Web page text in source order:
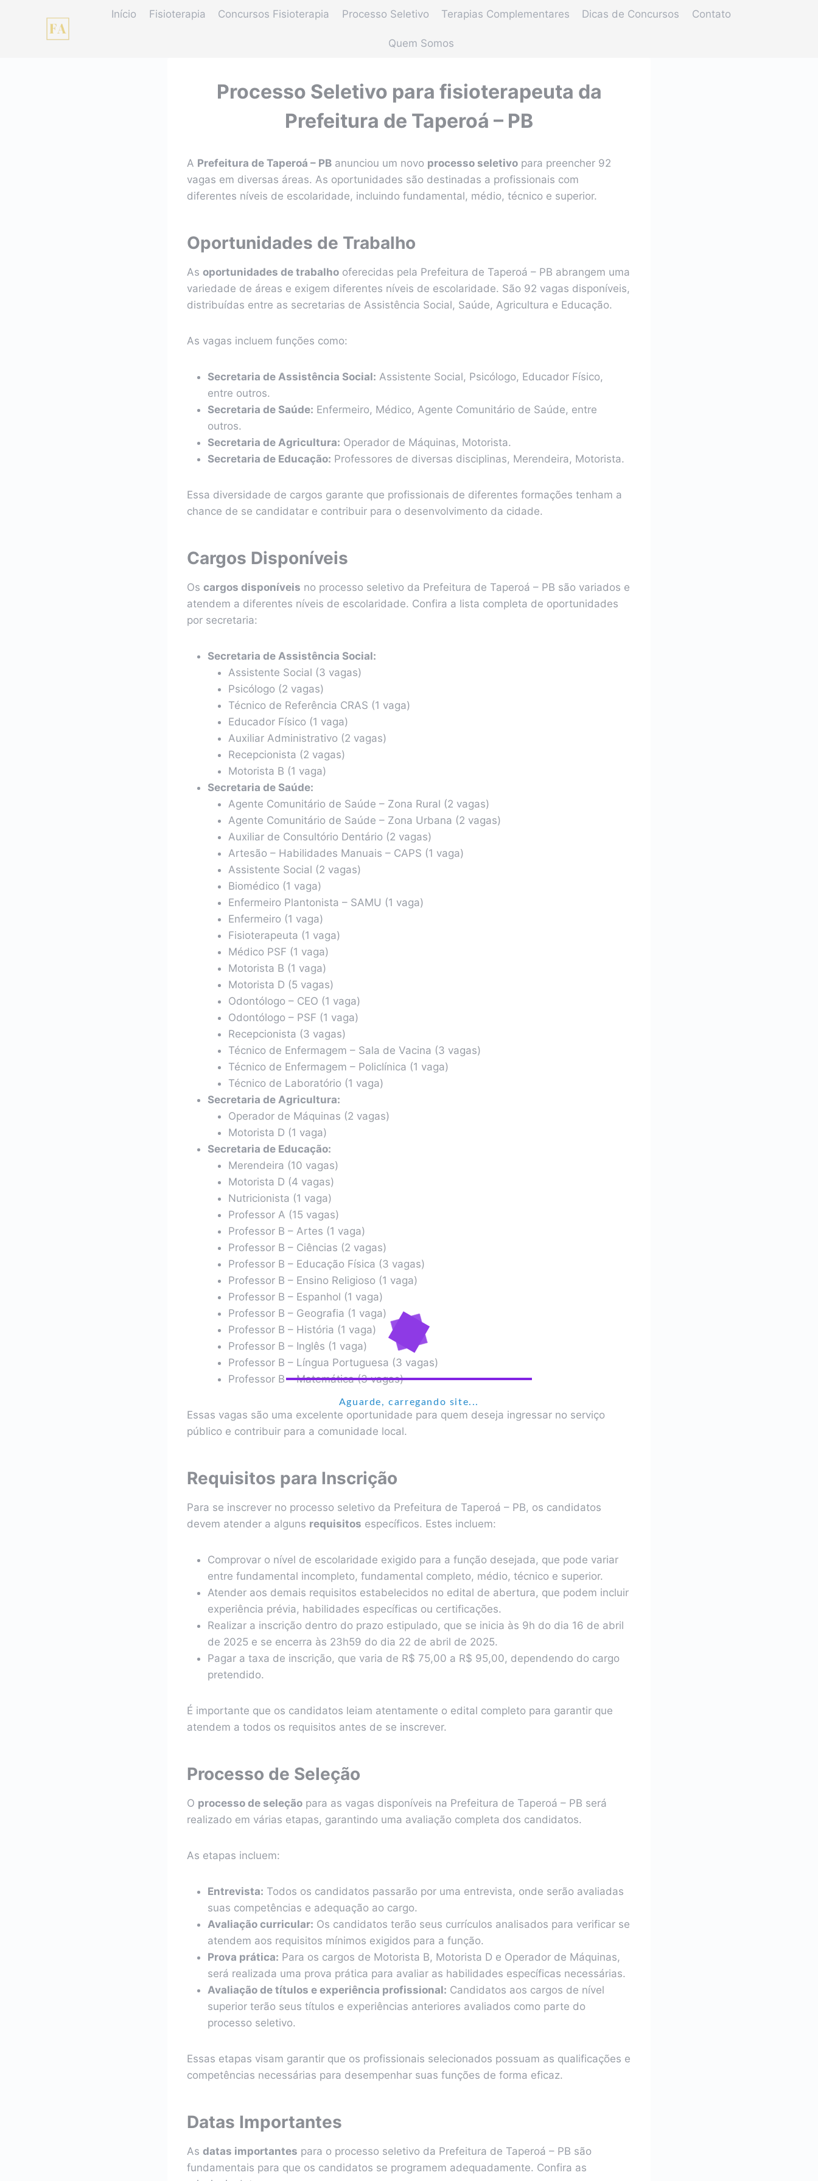
Aguarde, carregando site...
Início Fisioterapia Concursos Fisioterapia Processo Seletivo Terapias Complementares Dicas de Concursos Contato
Quem Somos
Processo Seletivo para fisioterapeuta da
Prefeitura de Taperoá – PB
A Prefeitura de Taperoá – PB anunciou um novo processo seletivo para preencher 92
vagas em diversas áreas. As oportunidades são destinadas a profissionais com
diferentes níveis de escolaridade, incluindo fundamental, médio, técnico e superior.
Oportunidades de Trabalho
As oportunidades de trabalho oferecidas pela Prefeitura de Taperoá – PB abrangem uma
variedade de áreas e exigem diferentes níveis de escolaridade. São 92 vagas disponíveis,
distribuídas entre as secretarias de Assistência Social, Saúde, Agricultura e Educação.
As vagas incluem funções como:
Secretaria de Assistência Social: Assistente Social, Psicólogo, Educador Físico,
entre outros.
Secretaria de Saúde: Enfermeiro, Médico, Agente Comunitário de Saúde, entre
outros.
Secretaria de Agricultura: Operador de Máquinas, Motorista.
Secretaria de Educação: Professores de diversas disciplinas, Merendeira, Motorista.
Essa diversidade de cargos garante que profissionais de diferentes formações tenham a
chance de se candidatar e contribuir para o desenvolvimento da cidade.
Cargos Disponíveis
Os cargos disponíveis no processo seletivo da Prefeitura de Taperoá – PB são variados e
atendem a diferentes níveis de escolaridade. Confira a lista completa de oportunidades
por secretaria:
Secretaria de Assistência Social:
Assistente Social (3 vagas)
Psicólogo (2 vagas)
Técnico de Referência CRAS (1 vaga)
Educador Físico (1 vaga)
Auxiliar Administrativo (2 vagas)
Recepcionista (2 vagas)
Motorista B (1 vaga)
Secretaria de Saúde:
Agente Comunitário de Saúde – Zona Rural (2 vagas)
Agente Comunitário de Saúde – Zona Urbana (2 vagas)
Auxiliar de Consultório Dentário (2 vagas)
Artesão – Habilidades Manuais – CAPS (1 vaga)
Assistente Social (2 vagas)
Biomédico (1 vaga)
Enfermeiro Plantonista – SAMU (1 vaga)
Enfermeiro (1 vaga)
Fisioterapeuta (1 vaga)
Médico PSF (1 vaga)
Motorista B (1 vaga)
Motorista D (5 vagas)
Odontólogo – CEO (1 vaga)
Odontólogo – PSF (1 vaga)
Recepcionista (3 vagas)
Técnico de Enfermagem – Sala de Vacina (3 vagas)
Técnico de Enfermagem – Policlínica (1 vaga)
Técnico de Laboratório (1 vaga)
Secretaria de Agricultura:
Operador de Máquinas (2 vagas)
Motorista D (1 vaga)
Secretaria de Educação:
Merendeira (10 vagas)
Motorista D (4 vagas)
Nutricionista (1 vaga)
Professor A (15 vagas)
Professor B – Artes (1 vaga)
Professor B – Ciências (2 vagas)
Professor B – Educação Física (3 vagas)
Professor B – Ensino Religioso (1 vaga)
Professor B – Espanhol (1 vaga)
Professor B – Geografia (1 vaga)
Professor B – História (1 vaga)
Professor B – Inglês (1 vaga)
Professor B – Língua Portuguesa (3 vagas)
Professor B – Matemática (3 vagas)
Essas vagas são uma excelente oportunidade para quem deseja ingressar no serviço
público e contribuir para a comunidade local.
Requisitos para Inscrição
Para se inscrever no processo seletivo da Prefeitura de Taperoá – PB, os candidatos
devem atender a alguns requisitos específicos. Estes incluem:
Comprovar o nível de escolaridade exigido para a função desejada, que pode variar
entre fundamental incompleto, fundamental completo, médio, técnico e superior.
Atender aos demais requisitos estabelecidos no edital de abertura, que podem incluir
experiência prévia, habilidades específicas ou certificações.
Realizar a inscrição dentro do prazo estipulado, que se inicia às 9h do dia 16 de abril
de 2025 e se encerra às 23h59 do dia 22 de abril de 2025.
Pagar a taxa de inscrição, que varia de R$ 75,00 a R$ 95,00, dependendo do cargo
pretendido.
É importante que os candidatos leiam atentamente o edital completo para garantir que
atendem a todos os requisitos antes de se inscrever.
Processo de Seleção
O processo de seleção para as vagas disponíveis na Prefeitura de Taperoá – PB será
realizado em várias etapas, garantindo uma avaliação completa dos candidatos.
As etapas incluem:
Entrevista: Todos os candidatos passarão por uma entrevista, onde serão avaliadas
suas competências e adequação ao cargo.
Avaliação curricular: Os candidatos terão seus currículos analisados para verificar se
atendem aos requisitos mínimos exigidos para a função.
Prova prática: Para os cargos de Motorista B, Motorista D e Operador de Máquinas,
será realizada uma prova prática para avaliar as habilidades específicas necessárias.
Avaliação de títulos e experiência profissional: Candidatos aos cargos de nível
superior terão seus títulos e experiências anteriores avaliados como parte do
processo seletivo.
Essas etapas visam garantir que os profissionais selecionados possuam as qualificações e
competências necessárias para desempenhar suas funções de forma eficaz.
Datas Importantes
As datas importantes para o processo seletivo da Prefeitura de Taperoá – PB são
fundamentais para que os candidatos se programem adequadamente. Confira as